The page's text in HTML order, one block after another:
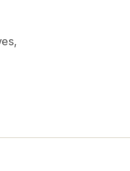
,